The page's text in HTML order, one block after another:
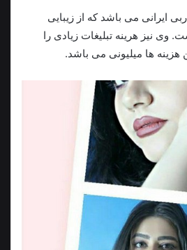
ایرانی می باشد که از زیبایی
وی نیز هرینه تبلیغات زیادی را
ها میلیونی می باشد.